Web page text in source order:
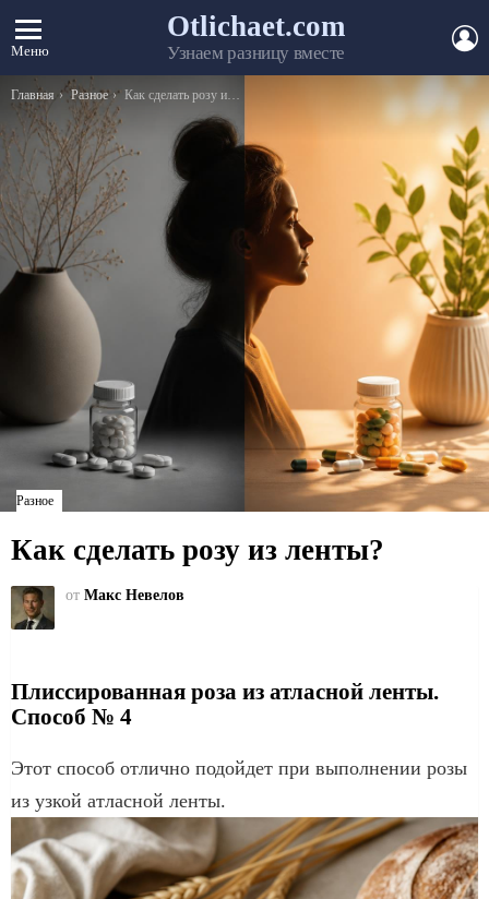
Меню
Otlichaet.com
Узнаем разницу вместе
Вы здесь:
Главная Разное Как сделать розу из ленты?
Разное
Как сделать розу из ленты?
от Макс Невелов
Плиссированная роза из атласной ленты.
Способ № 4
Этот способ отлично подойдет при выполнении розы
из узкой атласной ленты.